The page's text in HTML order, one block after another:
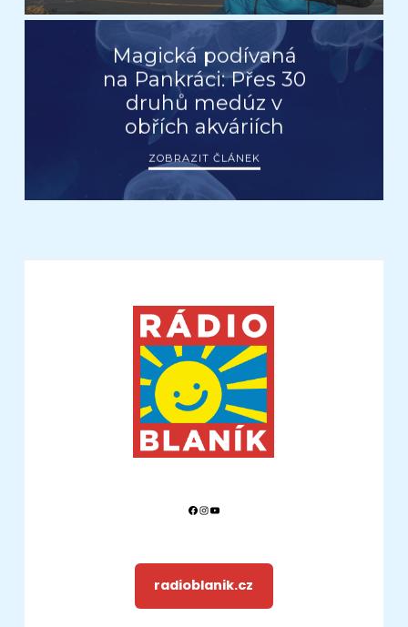
Magická podívaná
na Pankráci: Přes 30
druhů medúz v
obřích akváriích
ZOBRAZIT ČLÁNEK
Facebook
Instagram
YouTube
radioblanik.cz